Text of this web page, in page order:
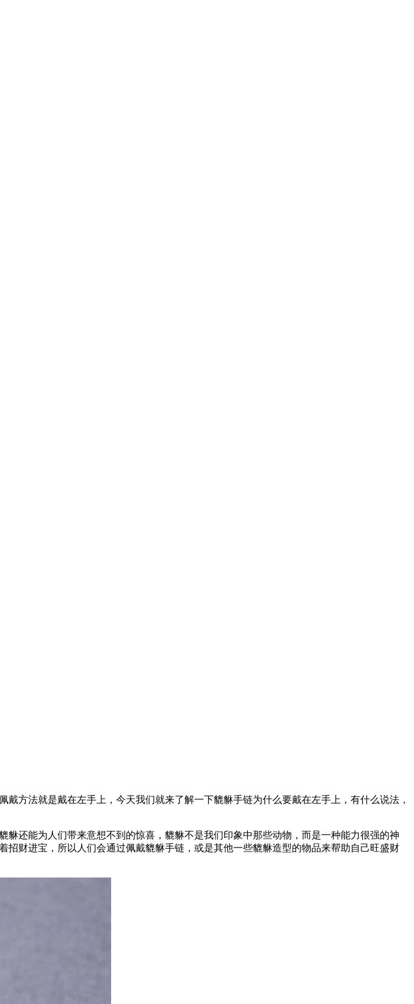
方法就是戴在左手上，今天我们就来了解一下貔貅手链为什么要戴在左手上，有什么说法，
还能为人们带来意想不到的惊喜，貔貅不是我们印象中那些动物，而是一种能力很强的神
财进宝，所以人们会通过佩戴貔貅手链，或是其他一些貔貅造型的物品来帮助自己旺盛财